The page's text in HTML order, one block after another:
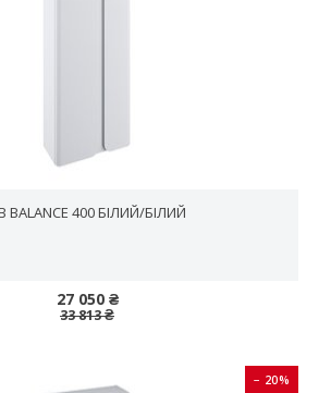
BALANCE 400 БІЛИЙ/БІЛИЙ
27 050 ₴
33 813 ₴
− 20%